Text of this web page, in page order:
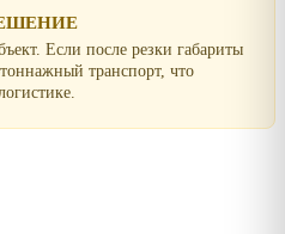
Если после резки габариты
транспорт, что